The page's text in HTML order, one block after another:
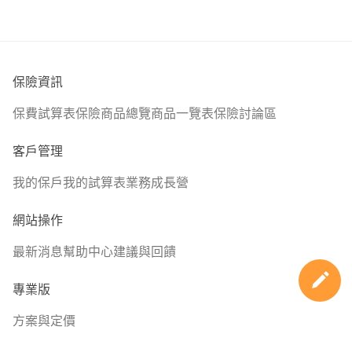
保險資訊
保費試算表保險商品總覽商品一覽表保險討論區
客戶管理
我的保戶我的試算表業務成長營
網站操作
最新消息幫助中心建議與回饋
專業版
方案與定價